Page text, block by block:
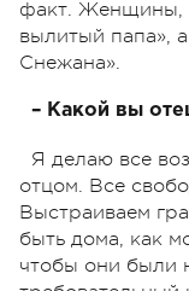
факт. Женщины,
вылитый папа»,
Снежана».
– Какой вы
Я делаю все
отцом. Все
Выстраиваем
быть дома, как
чтобы они были